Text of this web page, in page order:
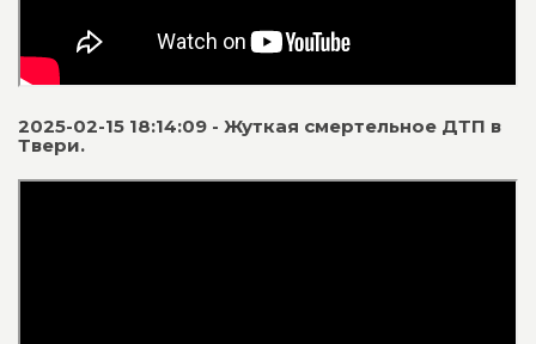
2025-02-15 18:14:09 - Жуткая смертельное ДТП в
Твери.